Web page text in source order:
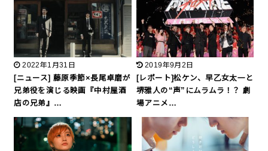
2022年1月31日
[ニュース] 藤原季節×長尾卓磨が
兄弟役を演じる映画『中村屋酒
店の兄弟』…
2019年9月2日
[レポート]松ケン、早乙女太一と
堺雅人の“声”にムラムラ！？ 劇
場アニメ…